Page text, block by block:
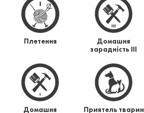
Плетення
Домашня
зарадність ІІІ
Домашня
Приятель тварин